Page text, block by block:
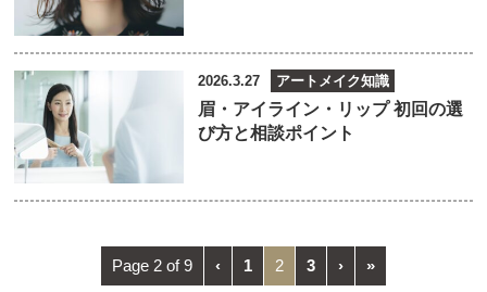
2026.3.27 アートメイク知識
眉・アイライン・リップ 初回の選
び方と相談ポイント
Page 2 of 9 ‹ 1 2 3 › »